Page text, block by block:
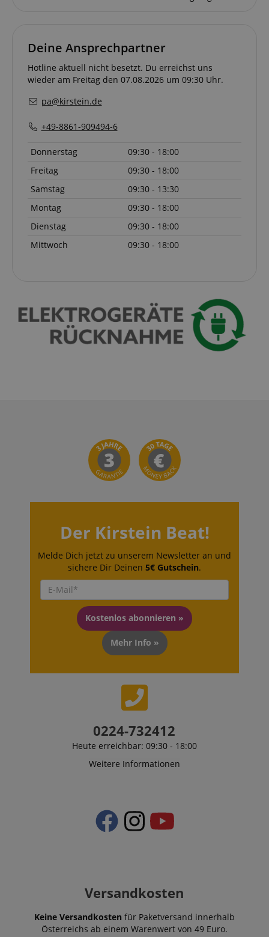
Deine Ansprechpartner
Hotline aktuell nicht besetzt. Du erreichst uns
wieder am Freitag den 07.08.2026 um 09:30 Uhr.
pa@kirstein.de
+49-8861-909494-6
Donnerstag
09:30 - 18:00
Freitag
09:30 - 18:00
Samstag
09:30 - 13:30
Montag
09:30 - 18:00
Dienstag
09:30 - 18:00
Mittwoch
09:30 - 18:00
Der Kirstein Beat!
Melde Dich jetzt zu unserem Newsletter an und
sichere Dir Deinen 5€ Gutschein.
Kostenlos abonnieren »
Mehr Info »
0224-732412
Heute erreichbar: 09:30 - 18:00
Weitere Informationen
Versandkosten
Keine Versandkosten für Paketversand innerhalb
Österreichs ab einem Warenwert von 49 Euro.